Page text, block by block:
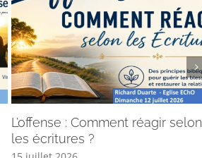
L’offense : Comment réagir selon
les écritures ?